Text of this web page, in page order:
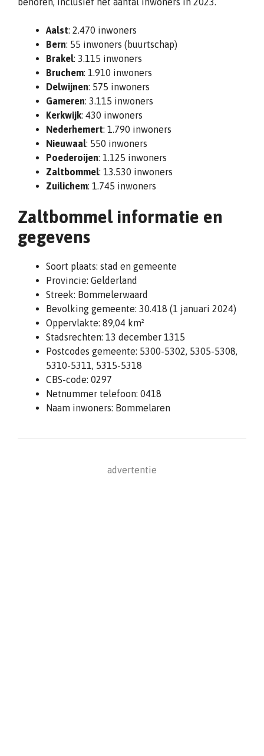
Aalst: 2.470 inwoners
Bern: 55 inwoners (buurtschap)
Brakel: 3.115 inwoners
Bruchem: 1.910 inwoners
Delwijnen: 575 inwoners
Gameren: 3.115 inwoners
Kerkwijk: 430 inwoners
Nederhemert: 1.790 inwoners
Nieuwaal: 550 inwoners
Poederoijen: 1.125 inwoners
Zaltbommel: 13.530 inwoners
Zuilichem: 1.745 inwoners
Zaltbommel informatie en
gegevens
Soort plaats: stad en gemeente
Provincie: Gelderland
Streek: Bommelerwaard
Bevolking gemeente: 30.418 (1 januari 2024)
Oppervlakte: 89,04 km²
Stadsrechten: 13 december 1315
Postcodes gemeente: 5300-5302, 5305-5308,
5310-5311, 5315-5318
CBS-code: 0297
Netnummer telefoon: 0418
Naam inwoners: Bommelaren
advertentie